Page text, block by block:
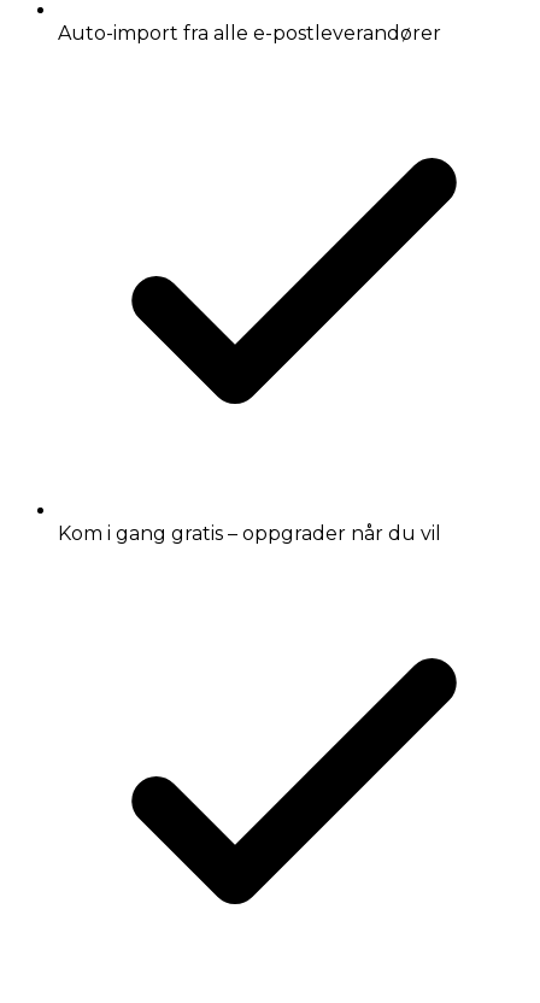
Auto-import fra alle e-postleverandører
Kom i gang gratis – oppgrader når du vil